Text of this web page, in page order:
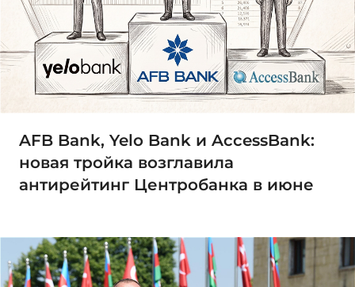
AFB Bank, Yelo Bank и AccessBank:
новая тройка возглавила
антирейтинг Центробанка в июне